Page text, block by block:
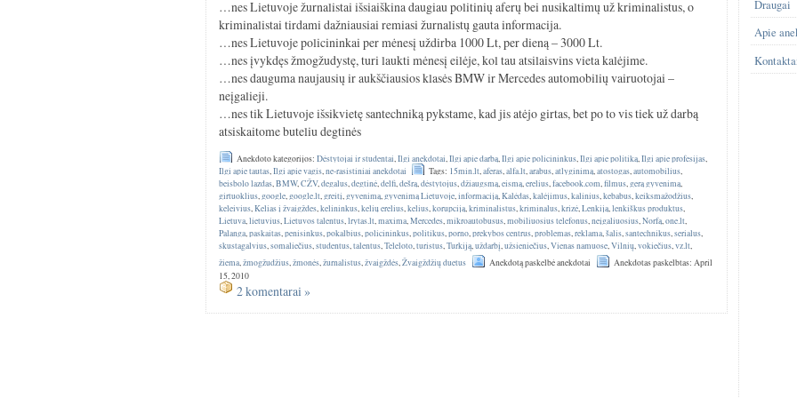
…nes Lietuvoje žurnalistai išsiaiškina daugiau politinių aferų bei nusikaltimų už kriminalistus, o
kriminalistai tirdami dažniausiai remiasi žurnalistų gauta informacija.
…nes Lietuvoje policininkai per mėnesį uždirba 1000 Lt, per dieną – 3000 Lt.
…nes įvykdęs žmogžudystę, turi laukti mėnesį eilėje, kol tau atsilaisvins vieta kalėjime.
…nes dauguma naujausių ir aukščiausios klasės BMW ir Mercedes automobilių vairuotojai –
neįgalieji.
…nes tik Lietuvoje išsikvietę santechniką pykstame, kad jis atėjo girtas, bet po to vis tiek už darbą
atsiskaitome buteliu degtinės
Anekdoto kategorijos:Dėstytojai ir studentai,Ilgi anekdotai,Ilgi apie darbą,Ilgi apie policininkus,Ilgi apie politiką,Ilgi apie profesijas,
Ilgi apie tautas,Ilgi apie vagis,ne-rasistiniai anekdotai Tags: 15min.lt,aferas,alfa.lt,arabus,atlyginimą,atostogas,automobilius,
beisbolo lazdas,BMW,CŽV,degalus,degtinė,delfi,dešrą,dėstytojus,džiaugsmą,eismą,erelius,facebook.com,filmus,gerą gyvenimą,
girtuoklius,google,google.lt,greitį,gyvenimą,gyvenimą Lietuvoje,informaciją,Kalėdas,kalėjimus,kalinius,kebabus,keiksmažodžius,
keleivius,Kelias į žvaigždes,kelininkus,kelių erelius,kelius,korupciją,kriminalistus,kriminalus,krizė,Lenkiją,lenkiškus produktus,
Lietuva,lietuvius,Lietuvos talentus,lrytas.lt,maxima,Mercedes,mikroautobusus,mobiliuosius telefonus,neįgaliuosius,Norfą,one.lt,
Palanga,paskaitas,penisinkus,pokalbius,policininkus,politikus,porno,prekybos centrus,problemas,reklama,šalis,santechnikus,serialus,
skustagalvius,somaliečius,studentus,talentus,Teleloto,turistus,Turkiją,uždarbį,užsieniečius,Vienas namuose,Vilnių,vokiečius,vz.lt,
žiema,žmogžudžius,žmonės,žurnalistus,žvaigždės,Žvaigždžių duetus Anekdotą paskelbė anekdotai
Anekdotas paskelbtas: April
15, 2010
2 komentarai »
Draugai
Apie